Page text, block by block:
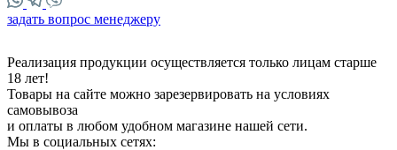
задать вопрос менеджеру
Реализация продукции осуществляется только лицам старше
18 лет!
Товары на сайте можно зарезервировать на условиях
самовывоза
и оплаты в любом удобном магазине нашей сети.
Мы в социальных сетях: